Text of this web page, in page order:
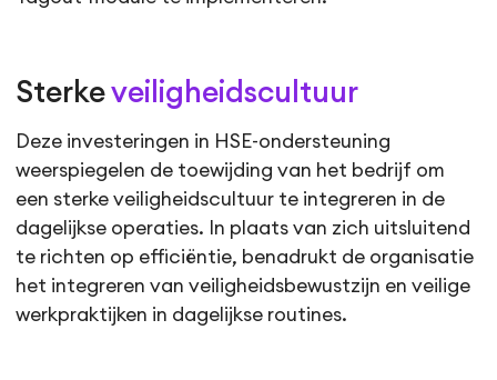
Sterkeveiligheidscultuur
Deze investeringen in HSE-ondersteuning
weerspiegelen de toewijding van het bedrijf om
een sterke veiligheidscultuur te integreren in de
dagelijkse operaties. In plaats van zich uitsluitend
te richten op efficiëntie, benadrukt de organisatie
het integreren van veiligheidsbewustzijn en veilige
werkpraktijken in dagelijkse routines.